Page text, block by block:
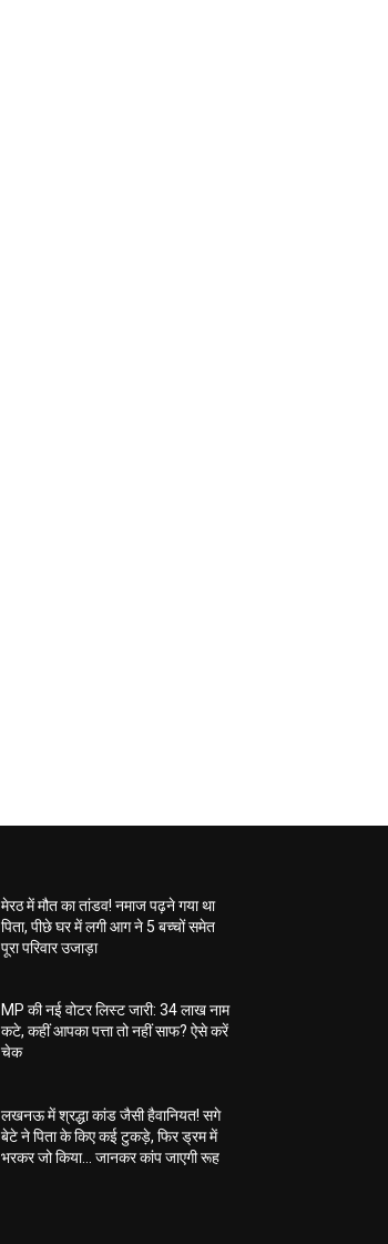
मेरठ में मौत का तांडव! नमाज पढ़ने गया था
पिता, पीछे घर में लगी आग ने 5 बच्चों समेत
पूरा परिवार उजाड़ा
MP की नई वोटर लिस्ट जारी: 34 लाख नाम
कटे, कहीं आपका पत्ता तो नहीं साफ? ऐसे करें
चेक
लखनऊ में श्रद्धा कांड जैसी हैवानियत! सगे
बेटे ने पिता के किए कई टुकड़े, फिर ड्रम में
भरकर जो किया… जानकर कांप जाएगी रूह